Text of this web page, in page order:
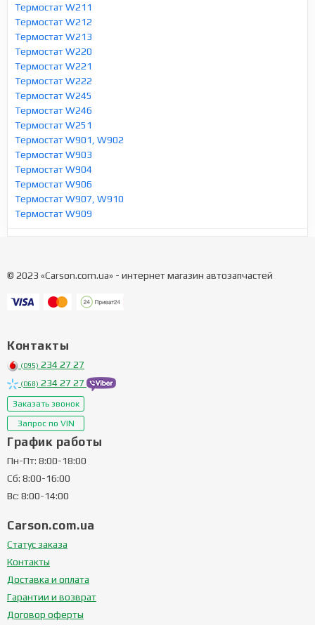
Термостат W211
Термостат W212
Термостат W213
Термостат W220
Термостат W221
Термостат W222
Термостат W245
Термостат W246
Термостат W251
Термостат W901, W902
Термостат W903
Термостат W904
Термостат W906
Термостат W907, W910
Термостат W909
© 2023 «Carson.com.ua» - интернет магазин автозапчастей
Контакты
(095) 234 27 27
(068) 234 27 27
Заказать звонок
Запрос по VIN
График работы
Пн-Пт: 8:00-18:00
Сб: 8:00-16:00
Вс: 8:00-14:00
Carson.com.ua
Статус заказа
Контакты
Доставка и оплата
Гарантии и возврат
Договор оферты